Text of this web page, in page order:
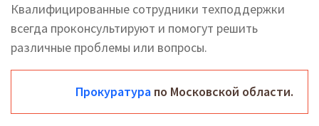
Квалифицированные сотрудники техподдержки
всегда проконсультируют и помогут решить
различные проблемы или вопросы.
Прокуратура по Московской области.